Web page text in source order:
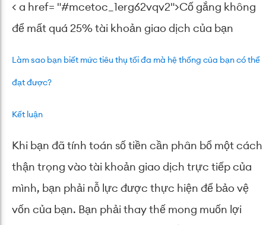
< a href= "#mcetoc_1erg62vqv2">Cố gắng không
để mất quá 25% tài khoản giao dịch của bạn
Làm sao bạn biết mức tiêu thụ tối đa mà hệ thống của bạn có thể
đạt được?
Kết luận
Khi bạn đã tính toán số tiền cần phân bổ một cách
thận trọng vào tài khoản giao dịch trực tiếp của
mình, bạn phải nỗ lực được thực hiện để bảo vệ
vốn của bạn. Bạn phải thay thế mong muốn lợi